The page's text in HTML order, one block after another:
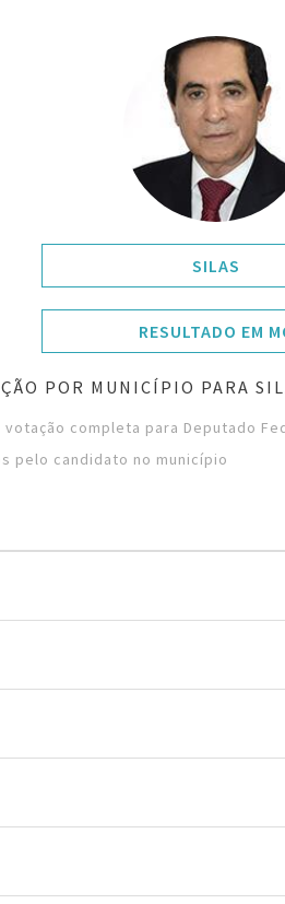
SILAS
RESULTADO EM
POR MUNICÍPIO PARA
completa para Deputado
pelo candidato no município